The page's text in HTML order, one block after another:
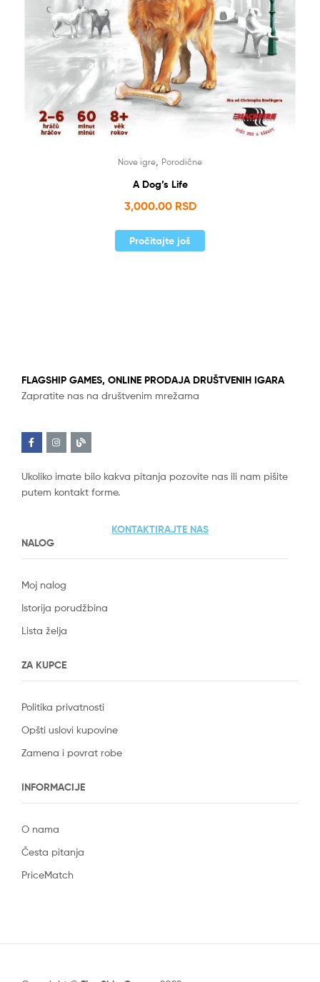
Nove igre Porodične
A Dog’s Life
3,000.00 RSD
Pročitajte još
FLAGSHIP GAMES, ONLINE PRODAJA DRUŠTVENIH IGARA
Zapratite nas na društvenim mrežama
Ukoliko imate bilo kakva pitanja pozovite nas ili nam pišite
putem kontakt forme.
KONTAKTIRAJTE NAS
NALOG
Moj nalog
Istorija porudžbina
Lista želja
ZA KUPCE
Politika privatnosti
Opšti uslovi kupovine
Zamena i povrat robe
INFORMACIJE
O nama
Česta pitanja
PriceMatch